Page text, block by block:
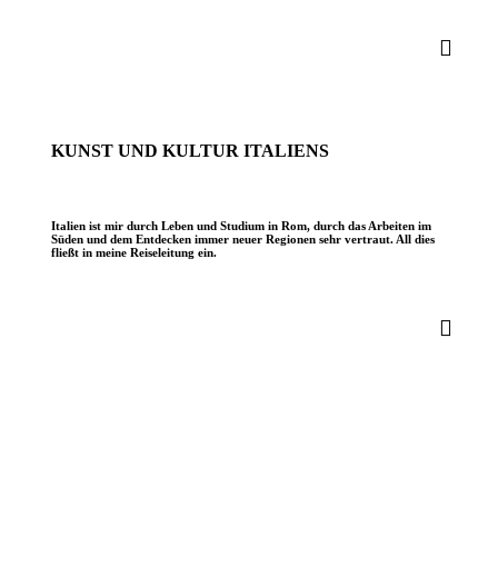
KUNST UND KULTUR ITALIENS
Italien ist mir durch Leben und Studium in Rom, durch das Arbeiten im
Süden und dem Entdecken immer neuer Regionen sehr vertraut. All dies
fließt in meine Reiseleitung ein.